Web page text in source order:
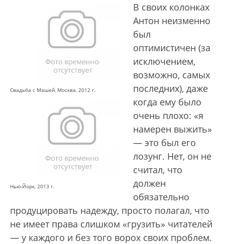
Свадьба с Машей, Москва, 2012 г.
Нью-Йорк, 2013 г.
В своих колонках
Антон неизменно
был
оптимистичен (за
исключением,
возможно, самых
последних), даже
когда ему было
очень плохо: «я
намерен выжить»
— это был его
лозунг. Нет, он не
считал, что
должен
обязательно
продуцировать надежду, просто полагал, что
не имеет права слишком «грузить» читателей
— у каждого и без того ворох своих проблем.